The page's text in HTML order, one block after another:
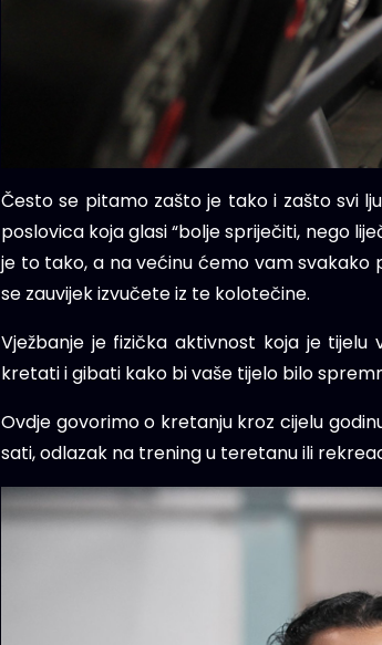
Često se pitamo zašto je tako i zašto svi
poslovica koja glasi “bolje spriječiti, nego
je to tako, a na većinu ćemo vam
se zauvijek izvučete iz te kolotečine.
Vježbanje je fizička aktivnost koja je
kretati i gibati kako bi vaše tijelo bilo
Ovdje govorimo o kretanju kroz cijelu
sati, odlazak na trening u teretanu ili